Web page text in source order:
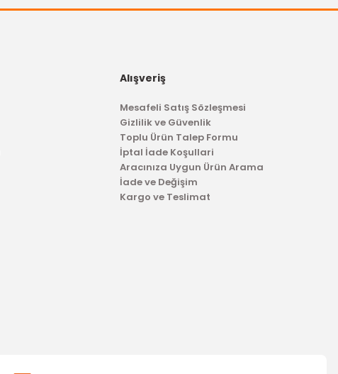
Alışveriş
Mesafeli Satış Sözleşmesi
Gizlilik ve Güvenlik
Toplu Ürün Talep Formu
İptal İade Koşullari
Aracınıza Uygun Ürün Arama
İade ve Değişim
Kargo ve Teslimat